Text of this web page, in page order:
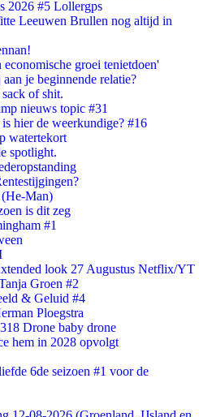
2026 #5 Lollergps
Leeuwen Brullen nog altijd in
groei tenietdoen'
je beginnende relatie?
of shit.
nieuws topic #31
hier de weerkundige? #16
watertekort
spotlight.
(He-Man)
is dit zeg
#1
look 27 Augustus Netflix/YT
Groen #2
& Geluid #4
Ploegstra
Drone baby drone
hem in 2028 opvolgt
6de seizoen #1 voor de